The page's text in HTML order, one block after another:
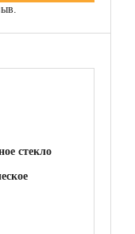
стекло